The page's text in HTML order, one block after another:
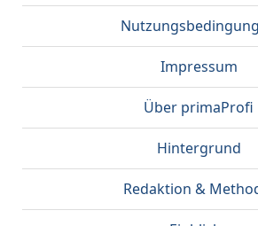
Impressum
Über primaProfi
Hintergrund
Redaktion &